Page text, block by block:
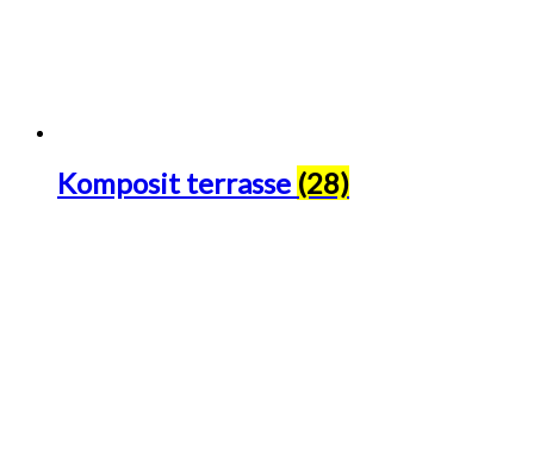
Komposit terrasse (28)